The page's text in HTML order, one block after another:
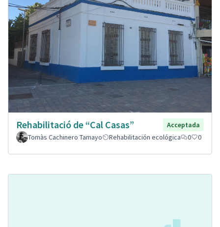
Rehabilitació de “Cal Casas”
Acceptada
Tomàs Cachinero Tamayo
Rehabilitación ecológica 0 0